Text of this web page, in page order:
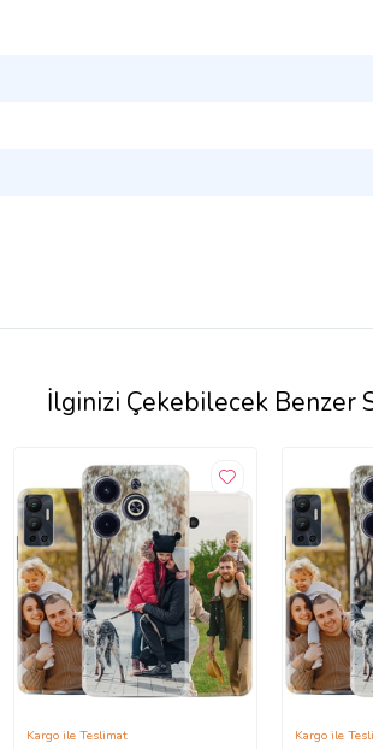
İlginizi Çekebilecek Benzer
Kargo ile Teslimat Kargo ile